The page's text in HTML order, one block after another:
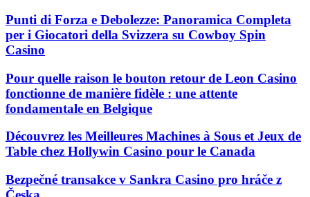
Punti di Forza e Debolezze: Panoramica Completa
per i Giocatori della Svizzera su Cowboy Spin
Casino
Pour quelle raison le bouton retour de Leon Casino
fonctionne de manière fidèle : une attente
fondamentale en Belgique
Découvrez les Meilleures Machines à Sous et Jeux de
Table chez Hollywin Casino pour le Canada
Bezpečné transakce v Sankra Casino pro hráče z